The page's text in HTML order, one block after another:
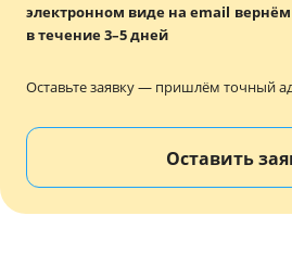
Полиграфия
Услуги и сервис
Магазин
электронном виде на email
в течение 3–5 дней
Оставьте заявку — пришлём точный
Оставить